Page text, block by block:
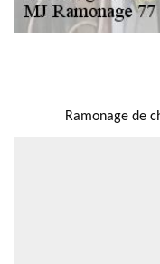
Ramonage de